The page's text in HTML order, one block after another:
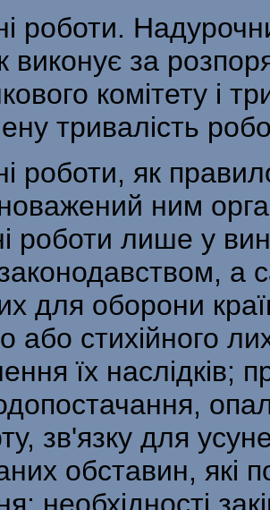
роботи.
виконує за
комітету і
тривалість
роботи, як
ним
роботи лише у
а
для оборони
або стихійного
їх наслідків;
зв'язку для
обставин,